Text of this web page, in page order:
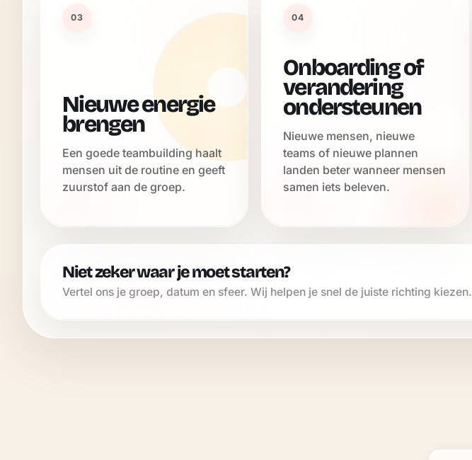
03
Nieuwe energie
brengen
Een goede teambuilding haalt
mensen uit de routine en geeft
zuurstof aan de groep.
04
Onboarding of
verandering
ondersteunen
Nieuwe mensen, nieuwe
teams of nieuwe plannen
landen beter wanneer mensen
samen iets beleven.
Niet zeker waar je moet starten?
Vertel ons je groep, datum en sfeer. Wij helpen je snel de juiste richting kiezen.